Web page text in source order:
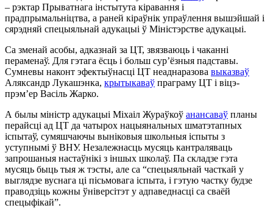
– рэктар Прыватнага інстытута кіравання і
прадпрымальніцтва, а раней кіраўнік упраўлення вышэйшай і
сярэдняй спецыяльнай адукацыі ў Міністэрстве адукацыі.
Са зменай асобы, адказнай за ЦТ, звязваюць і чаканні
пераменаў. Для гэтага ёсць і больш сур’ёзныя падставы.
Сумневы наконт эфектыўнасці ЦТ неаднаразова выказваў
Аляксандр Лукашэнка, крытыкаваў праграму ЦТ і віцэ-
прэм’ер Васіль Жарко.
А былы міністр адукацыі Міхаіл Жураўкоў анансаваў планы
перайсці ад ЦТ да чатырох нацыянальных шматэтапных
іспытаў, сумяшчаючы выніковыя школьныя іспыты з
уступнымі ў ВНУ. Незалежнасць мусяць кантраляваць
запрошаныя настаўнікі з іншых школаў. Па складзе гэта
мусяць быць тыя ж тэсты, але са “спецыяльнай часткай у
выглядзе вуснага ці пісьмовага іспыта, і гэтую частку будзе
праводзіць кожны ўніверсітэт у адпаведнасці са сваёй
спецыфікай”.